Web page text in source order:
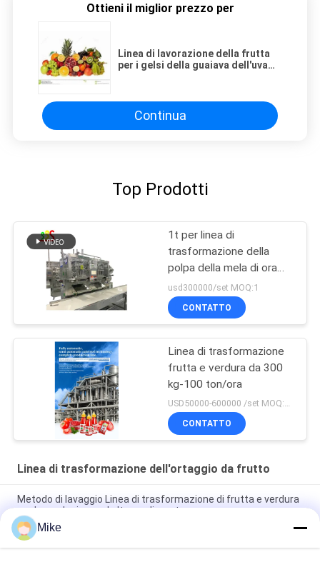
Ottieni il miglior prezzo per
Linea di lavorazione della frutta
per i gelsi della guaiava dell'uva
Continua
Top Prodotti
1t per linea di
trasformazione della
polpa della mela di ora
per produzione di enzimi
usd300000/set MOQ:1
CONTATTO
Linea di trasformazione
frutta e verdura da 300
kg-100 ton/ora
USD50000-600000 /set MOQ:1 set
CONTATTO
Linea di trasformazione dell'ortaggio da frutto
Metodo di lavaggio Linea di trasformazione di frutta e verdura
per la produzione ad alto rendimento
304 in acciaio inossidabile linea di lavorazione automatica di
frutta e verdura di qualità alimentare
Mike